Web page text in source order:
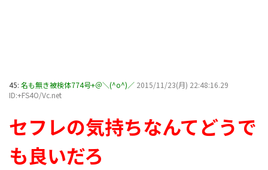
45: 名も無き被検体774号+＠＼(^o^)／ 2015/11/23(月) 22:48:16.29
ID:+FS4O/Vc.net
セフレの気持ちなんてどうで
も良いだろ